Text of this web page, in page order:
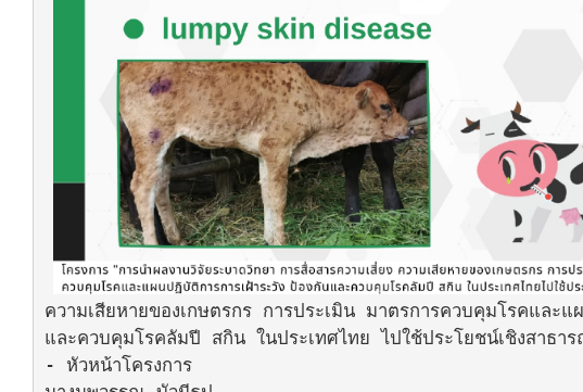
ความเสียหายของเกษตรกร การประเมิน มาตรการควบคุมโรคและแ
และควบคุมโรคลัมปี สกิน ในประเทศไทย ไปใช้ประโยชน์เชิงสาธา
- หัวหน้าโครงการ